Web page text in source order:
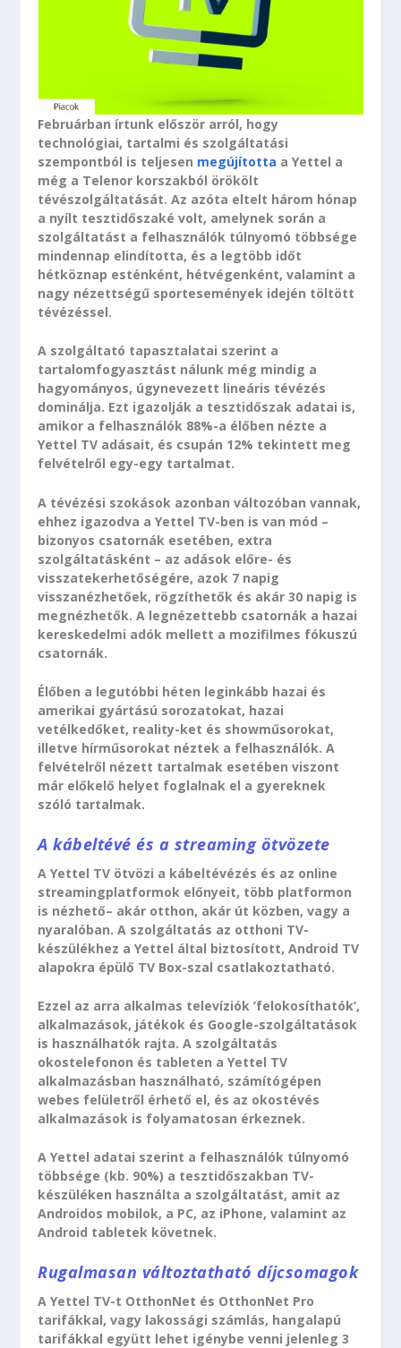
Februárban írtunk először arról, hogy
technológiai, tartalmi és szolgáltatási
szempontból is teljesen megújította a Yettel a
még a Telenor korszakból örökölt
tévészolgáltatását. Az azóta eltelt három hónap
a nyílt tesztidőszaké volt, amelynek során a
szolgáltatást a felhasználók túlnyomó többsége
mindennap elindította, és a legtöbb időt
hétköznap esténként, hétvégenként, valamint a
nagy nézettségű sportesemények idején töltött
tévézéssel.
A szolgáltató tapasztalatai szerint a
tartalomfogyasztást nálunk még mindig a
hagyományos, úgynevezett lineáris tévézés
dominálja. Ezt igazolják a tesztidőszak adatai is,
amikor a felhasználók 88%-a élőben nézte a
Yettel TV adásait, és csupán 12% tekintett meg
felvételről egy-egy tartalmat.
A tévézési szokások azonban változóban vannak,
ehhez igazodva a Yettel TV-ben is van mód –
bizonyos csatornák esetében, extra
szolgáltatásként – az adások előre- és
visszatekerhetőségére, azok 7 napig
visszanézhetőek, rögzíthetők és akár 30 napig is
megnézhetők. A legnézettebb csatornák a hazai
kereskedelmi adók mellett a mozifilmes fókuszú
csatornák.
Élőben a legutóbbi héten leginkább hazai és
amerikai gyártású sorozatokat, hazai
vetélkedőket, reality-ket és showműsorokat,
illetve hírműsorokat néztek a felhasználók. A
felvételről nézett tartalmak esetében viszont
már előkelő helyet foglalnak el a gyereknek
szóló tartalmak.
A kábeltévé és a streaming ötvözete
A Yettel TV ötvözi a kábeltévézés és az online
streamingplatformok előnyeit, több platformon
is nézhető– akár otthon, akár út közben, vagy a
nyaralóban. A szolgáltatás az otthoni TV-
készülékhez a Yettel által biztosított, Android TV
alapokra épülő TV Box-szal csatlakoztatható.
Ezzel az arra alkalmas televíziók ’felokosíthatók’,
alkalmazások, játékok és Google-szolgáltatások
is használhatók rajta. A szolgáltatás
okostelefonon és tableten a Yettel TV
alkalmazásban használható, számítógépen
webes felületről érhető el, és az okostévés
alkalmazások is folyamatosan érkeznek.
A Yettel adatai szerint a felhasználók túlnyomó
többsége (kb. 90%) a tesztidőszakban TV-
készüléken használta a szolgáltatást, amit az
Androidos mobilok, a PC, az iPhone, valamint az
Android tabletek követnek.
Rugalmasan változtatható díjcsomagok
A Yettel TV-t OtthonNet és OtthonNet Pro
tarifákkal, vagy lakossági számlás, hangalapú
tarifákkal együtt lehet igénybe venni jelenleg 3